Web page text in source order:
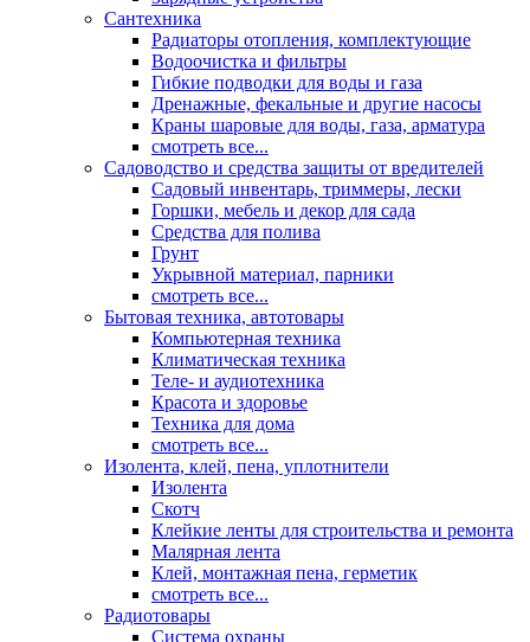
Сантехника
Радиаторы отопления, комплектующие
Водоочистка и фильтры
Гибкие подводки для воды и газа
Дренажные, фекальные и другие насосы
Краны шаровые для воды, газа, арматура
смотреть все...
Садоводство и средства защиты от вредителей
Садовый инвентарь, триммеры, лески
Горшки, мебель и декор для сада
Средства для полива
Грунт
Укрывной материал, парники
смотреть все...
Бытовая техника, автотовары
Компьютерная техника
Климатическая техника
Теле- и аудиотехника
Красота и здоровье
Техника для дома
смотреть все...
Изолента, клей, пена, уплотнители
Изолента
Скотч
Клейкие ленты для строительства и ремонта
Малярная лента
Клей, монтажная пена, герметик
смотреть все...
Радиотовары
Система охраны